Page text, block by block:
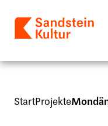
StartProjekte